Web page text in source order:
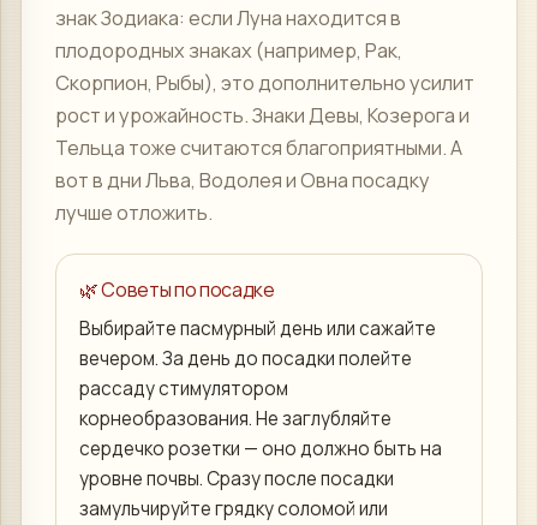
знак Зодиака: если Луна находится в
плодородных знаках (например, Рак,
Скорпион, Рыбы), это дополнительно усилит
рост и урожайность. Знаки Девы, Козерога и
Тельца тоже считаются благоприятными. А
вот в дни Льва, Водолея и Овна посадку
лучше отложить.
🌿 Советы по посадке
Выбирайте пасмурный день или сажайте
вечером. За день до посадки полейте
рассаду стимулятором
корнеобразования. Не заглубляйте
сердечко розетки — оно должно быть на
уровне почвы. Сразу после посадки
замульчируйте грядку соломой или